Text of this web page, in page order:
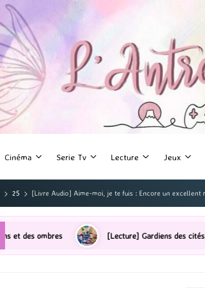
Cinéma Serie Tv Lecture Jeux
25 [Livre Audio] Aime-moi, je te fuis : Encore un excellent
[Lecture] Gardiens des cités perdues : Le roman